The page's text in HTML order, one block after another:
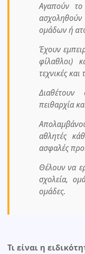
Αγαπούν
ασχοληθούν
ομάδων ή
Έχουν
φίλαθλοι)
τεχνικές
Διαθέτουν
πειθαρχία
αθλητές
ασφαλές
Θέλουν να
σχολεία,
ομάδες.
Τι είναι η